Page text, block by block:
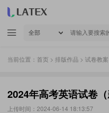
当前位置： 首页 > 排版作品 > 试卷教案
2024年高考英语试卷（
上传时间：2024-06-14 18:13:57